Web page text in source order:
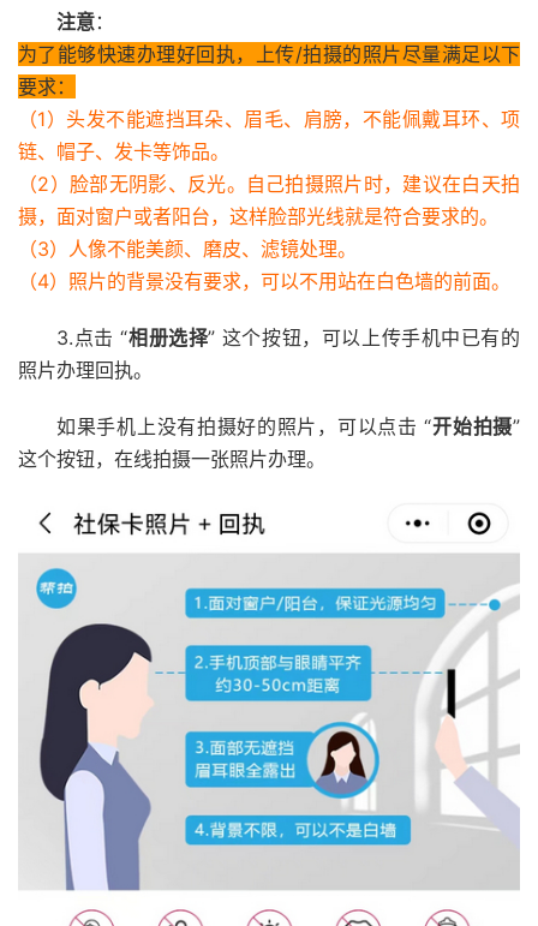
注意：
为了能够快速办理好回执，上传/拍摄的照片尽量满足以下
要求：
（1）头发不能遮挡耳朵、眉毛、肩膀，不能佩戴耳环、项
链、帽子、发卡等饰品。
（2）脸部无阴影、反光。自己拍摄照片时，建议在白天拍
摄，面对窗户或者阳台，这样脸部光线就是符合要求的。
（3）人像不能美颜、磨皮、滤镜处理。
（4）照片的背景没有要求，可以不用站在白色墙的前面。
3.点击 “相册选择” 这个按钮，可以上传手机中已有的
照片办理回执。
如果手机上没有拍摄好的照片，可以点击 “开始拍摄”
这个按钮，在线拍摄一张照片办理。